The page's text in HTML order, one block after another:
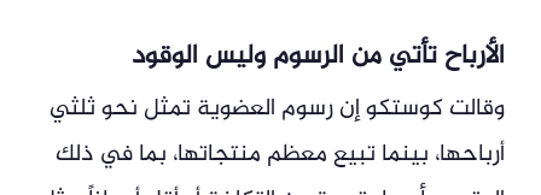
الأرباح تأتي من الرسوم وليس الوقود
وقالت كوستكو إن رسوم العضوية تمثل نحو ثلثي
أرباحها، بينما تبيع معظم منتجاتها، بما في ذلك